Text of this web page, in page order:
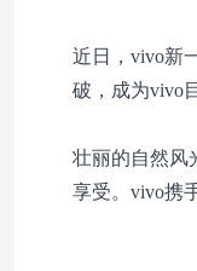
近日，vivo新
破，成为vivo
壮丽的自然风
享受。vivo携